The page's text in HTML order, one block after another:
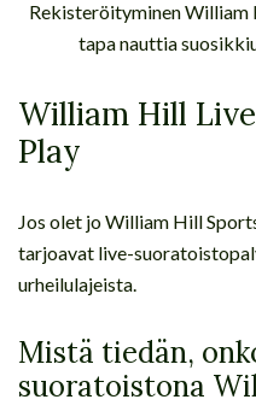
Rekisteröityminen
tapa nauttia
William Hill
Play
Jos olet jo William Hill
tarjoavat live-
urheilulajeista.
Mistä tiedän,
suoratoistona